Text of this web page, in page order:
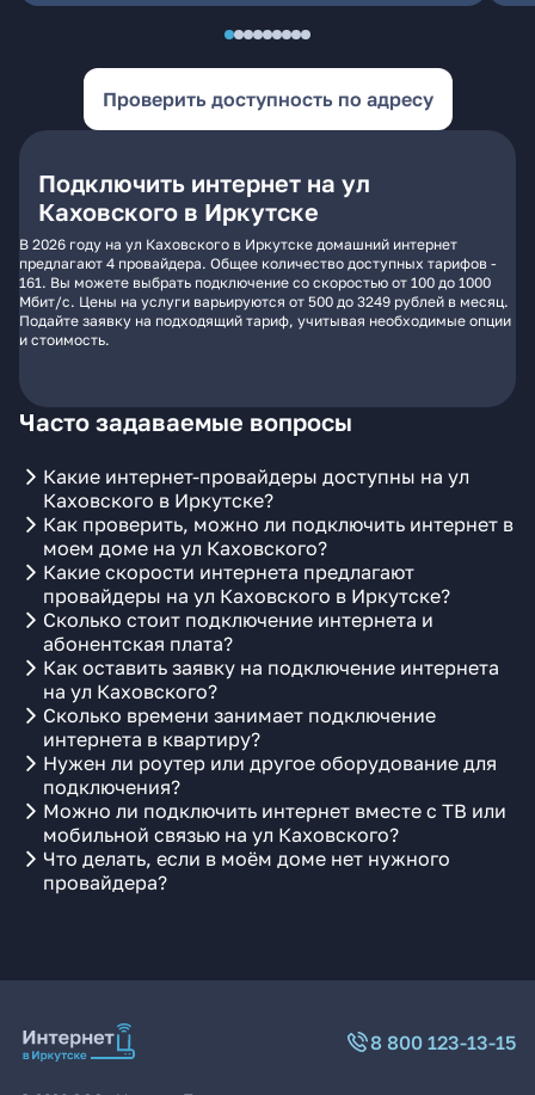
Проверить доступность по адресу
Подключить интернет на ул
Каховского в Иркутске
В 2026 году на ул Каховского в Иркутске домашний интернет
предлагают 4 провайдера. Общее количество доступных тарифов -
161. Вы можете выбрать подключение со скоростью от 100 до 1000
Мбит/с. Цены на услуги варьируются от 500 до 3249 рублей в месяц.
Подайте заявку на подходящий тариф, учитывая необходимые опции
и стоимость.
Часто задаваемые вопросы
Какие интернет-провайдеры доступны на ул
Каховского в Иркутске?
Как проверить, можно ли подключить интернет в
моем доме на ул Каховского?
Какие скорости интернета предлагают
провайдеры на ул Каховского в Иркутске?
Сколько стоит подключение интернета и
абонентская плата?
Как оставить заявку на подключение интернета
на ул Каховского?
Сколько времени занимает подключение
интернета в квартиру?
Нужен ли роутер или другое оборудование для
подключения?
Можно ли подключить интернет вместе с ТВ или
мобильной связью на ул Каховского?
Что делать, если в моём доме нет нужного
провайдера?
8 800 123-13-15